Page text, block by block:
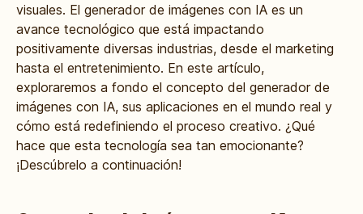
visuales. El generador de imágenes con IA es un
avance tecnológico que está impactando
positivamente diversas industrias, desde el marketing
hasta el entretenimiento. En este artículo,
exploraremos a fondo el concepto del generador de
imágenes con IA, sus aplicaciones en el mundo real y
cómo está redefiniendo el proceso creativo. ¿Qué
hace que esta tecnología sea tan emocionante?
¡Descúbrelo a continuación!